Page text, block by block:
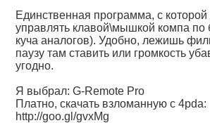
Единственная программа, с
управлять клавой\мышкой компа по
куча аналогов). Удобно, лежишь
паузу там ставить или громкость
угодно.
Я выбрал: G-Remote Pro
Платно, скачать взломанную с 4pda:
http://goo.gl/gvxMg